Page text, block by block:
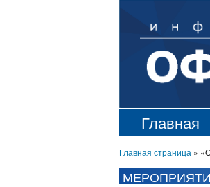
Главная
Главная страница »